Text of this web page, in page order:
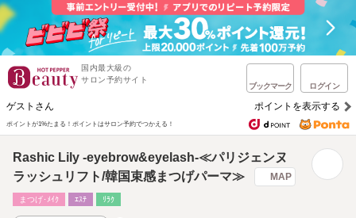
国内最大級の
サロン予約サイト
ブックマーク ログイン
ゲストさん ポイントを表示する
ポイントが1%たまる！ ポイントはサロン予約でつかえる！
Rashic Lily -eyebrow&eyelash-≪パリジェンヌ
ラッシュリフト/韓国束感まつげパーマ≫
MAP
まつげ･ﾒｲｸ ｴｽﾃ ﾘﾗｸ